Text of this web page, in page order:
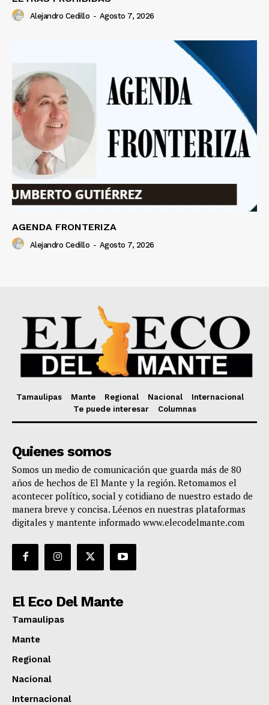
Alejandro Cedillo - Agosto 7, 2026
AGENDA FRONTERIZA
Alejandro Cedillo - Agosto 7, 2026
Tamaulipas Mante Regional Nacional
Internacional
Te puede interesar
Columnas
Quienes somos
Somos un medio de comunicación que guarda más de 80
años de hechos de El Mante y la región. Retomamos el
acontecer político, social y cotidiano de nuestro estado de
manera breve y concisa. Léenos en nuestras plataformas
digitales y mantente informado www.elecodelmante.com
El Eco Del Mante
Tamaulipas
Mante
Regional
Nacional
Internacional